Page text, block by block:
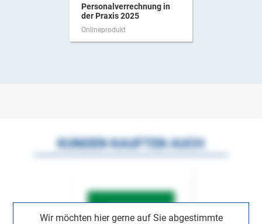
Personalverrechnung in
der Praxis 2025
Onlineprodukt
Wir möchten hier gerne auf Sie abgestimmte
KUNDEN KAUFTEN AUCH